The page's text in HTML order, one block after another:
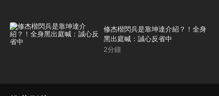
修杰楷閃兵是靠坤達介紹？！全身
黑出庭喊：誠心反省中
2分鐘